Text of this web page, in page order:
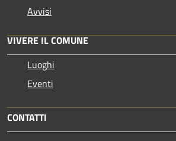
Avvisi
VIVERE IL COMUNE
Luoghi
Eventi
CONTATTI